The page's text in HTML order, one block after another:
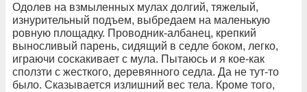
Одолев на взмыленных мулах долгий, тяжелый,
изнурительный подъем, выбредаем на маленькую
ровную площадку. Проводник-албанец, крепкий
выносливый парень, сидящий в седле боком, легко,
играючи соскакивает с мула. Пытаюсь и я кое-как
сползти с жесткого, деревянного седла. Да не тут-то
было. Сказывается излишний вес тела. Кроме того,